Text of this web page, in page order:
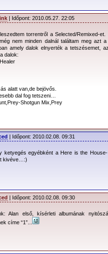
| Időpont: 2010.05.27. 22:05
torrentről a Selected/Remixed-
nem minden dalnál találtam meg azt
amely dalok elnyerték a tetszésemet,
dalok:
alatt van,de bejövős.
dal fog tetszeni…
Shotgun Mix,Prey
| Időpont: 2010.02.08. 09:31
ketyegés egyébként a Here is the House-
kivéve…:)
| Időpont: 2010.02.08. 09:30
Alan első, kísérleti albumának
címe “1”...